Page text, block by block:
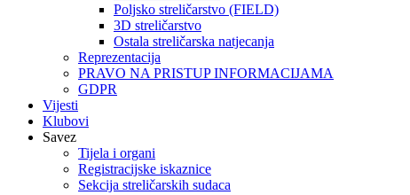
Poljsko streličarstvo (FIELD)
3D streličarstvo
Ostala streličarska natjecanja
Reprezentacija
PRAVO NA PRISTUP INFORMACIJAMA
GDPR
Vijesti
Klubovi
Savez
Tijela i organi
Registracijske iskaznice
Sekcija streličarskih sudaca